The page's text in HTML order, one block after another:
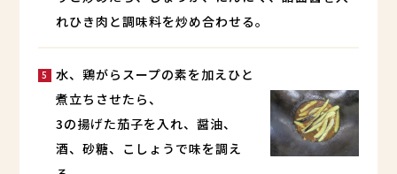
れひき肉と調味料を炒め合わせる。
水、鶏がらスープの素を加えひと
煮立ちさせたら、
3の揚げた茄子を入れ、醤油、
酒、砂糖、こしょうで味を調え